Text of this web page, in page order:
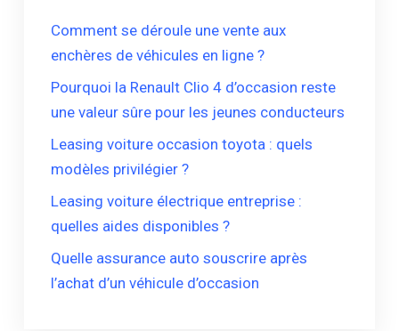
Comment se déroule une vente aux
enchères de véhicules en ligne ?
Pourquoi la Renault Clio 4 d’occasion reste
une valeur sûre pour les jeunes conducteurs
Leasing voiture occasion toyota : quels
modèles privilégier ?
Leasing voiture électrique entreprise :
quelles aides disponibles ?
Quelle assurance auto souscrire après
l’achat d’un véhicule d’occasion